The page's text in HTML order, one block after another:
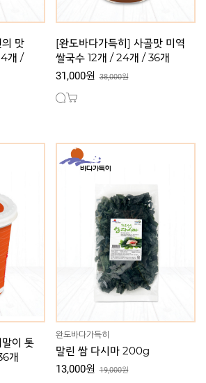
맛
[완도바다가득히] 사골맛 미역
쌀국수 12개 / 24개 / 36개
31,000원 38,000원
이 톳
개
완도바다가득히
말린 쌈 다시마 200g
13,000원 19,000원